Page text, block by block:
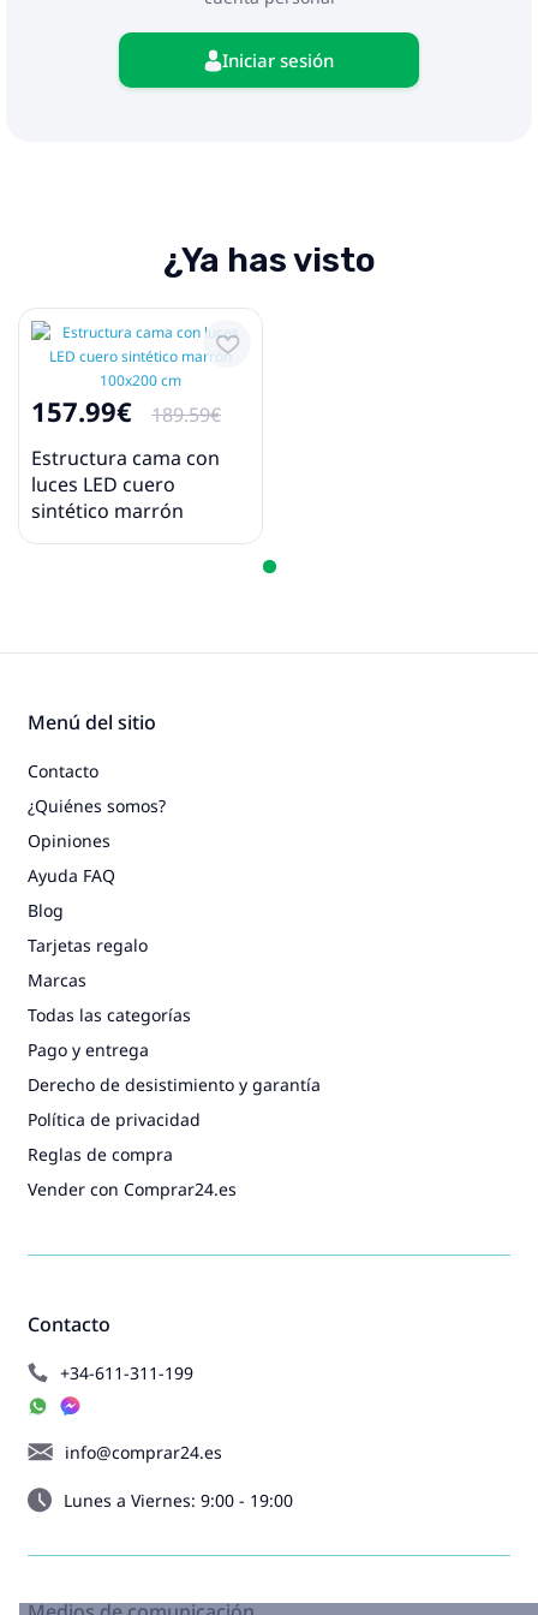
Iniciar sesión
¿Ya has visto
157.99€
189.59€
Estructura cama con
luces LED cuero
sintético marrón
100x200 cm
Contacto
+34-611-311-199
info@comprar24.es
Lunes a Viernes: 9:00 - 19:00
Menú del sitio
Contacto
¿Quiénes somos?
Opiniones
Ayuda FAQ
Blog
Tarjetas regalo
Marcas
Todas las categorías
Pago y entrega
Derecho de desistimiento y garantía
Política de privacidad
Reglas de compra
Vender con Comprar24.es